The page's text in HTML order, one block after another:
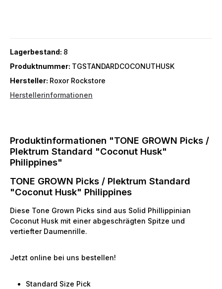
Lagerbestand: 8
Produktnummer: TGSTANDARDCOCONUTHUSK
Hersteller: Roxor Rockstore
Herstellerinformationen
Produktinformationen "TONE GROWN Picks /
Plektrum Standard "Coconut Husk"
Philippines"
TONE GROWN Picks / Plektrum Standard
"Coconut Husk" Philippines
Diese Tone Grown Picks sind aus Solid Phillippinian
Coconut Husk mit einer abgeschrägten Spitze und
vertiefter Daumenrille.
Jetzt online bei uns bestellen!
Standard Size Pick